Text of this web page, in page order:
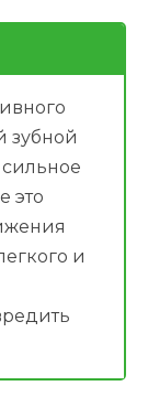
зубной
это
и